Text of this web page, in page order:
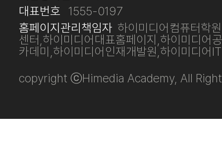
대표번호
1555-0197
홈페이지관리책임자 하이미디어컴퓨터학
센터,하이미디어대표홈페이지,하이미디어
카데미,하이미디어인재개발원,하이미디어
copyright ⓒHimedia Academy, All